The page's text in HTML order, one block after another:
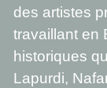
des artistes
travaillant en
historiques
Lapurdi,